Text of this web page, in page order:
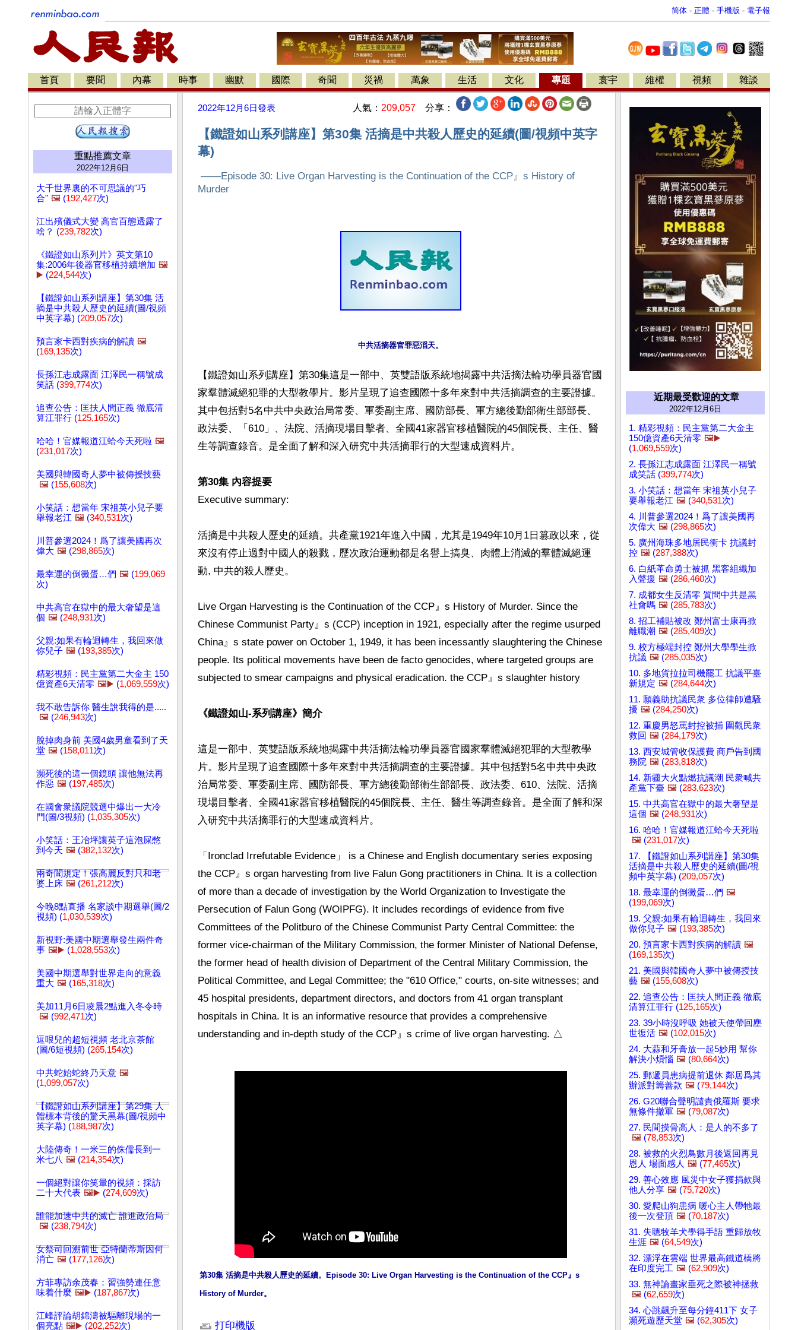
简体 - 正體 - 手機版 - 電子報
首頁 要聞 內幕 時事 幽默 國際 奇聞 災禍 萬象 生活 文化 專題 寰宇 維權 視頻 雜談
重點推薦文章
2022年12月6日
大千世界裏的不可思議的"巧
合" 🖼️ (192,427次)
江出殯儀式大變 高官百態透露了
啥？ (239,782次)
《鐵證如山系列片》英文第10
集:2006年後器官移植持續增加 🖼️
▶️ (224,544次)
【鐵證如山系列講座】第30集 活
摘是中共殺人歷史的延續(圖/視頻
中英字幕) (209,057次)
預言家卡西對疾病的解讀 🖼️
(169,135次)
長孫江志成露面 江澤民一稱號成
笑話 (399,774次)
追查公告：匡扶人間正義 徹底清
算江罪行 (125,165次)
哈哈！官媒報道江蛤今天死啦 🖼️
(231,017次)
美國與韓國奇人夢中被傳授技藝
🖼️ (155,608次)
小笑話：想當年 宋祖英小兒子要
舉報老江 🖼️ (340,531次)
川普參選2024！爲了讓美國再次
偉大 🖼️ (298,865次)
最幸運的倒黴蛋…們 🖼️ (199,069
次)
中共高官在獄中的最大奢望是這
個 🖼️ (248,931次)
父親:如果有輪迴轉生，我回來做
你兒子 🖼️ (193,385次)
精彩視頻：民主黨第二大金主 150
億資產6天清零 🖼️▶️ (1,069,559次)
我不敢告訴你 醫生說我得的是.....
🖼️ (246,943次)
脫掉肉身前 美國4歲男童看到了天
堂 🖼️ (158,011次)
瀕死後的這一個鏡頭 讓他無法再
作惡 🖼️ (197,485次)
在國會衆議院競選中爆出一大冷
門(圖/3視頻) (1,035,305次)
小笑話：王冶坪讓英子這泡屎憋
到今天 🖼️ (382,132次)
兩奇聞規定！張高麗反對只和老
婆上床 🖼️ (261,212次)
今晚8點直播 名家談中期選舉(圖/2
視頻) (1,030,539次)
新視野:美國中期選舉發生兩件奇
事 🖼️▶️ (1,028,553次)
美國中期選舉對世界走向的意義
重大 🖼️ (165,318次)
美加11月6日凌晨2點進入冬令時
🖼️ (992,471次)
逗哏兒的超短視頻 老北京茶館
(圖/6短視頻) (265,154次)
中共蛇始蛇終乃天意 🖼️
(1,099,057次)
【鐵證如山系列講座】第29集 人
體標本背後的驚天黑幕(圖/視頻中
英字幕) (188,987次)
大陸傳奇！一米三的侏儒長到一
米七八 🖼️ (214,354次)
一個絕對讓你笑暈的視頻：採訪
二十大代表 🖼️▶️ (274,609次)
誰能加速中共的滅亡 誰進政治局
🖼️ (238,794次)
女祭司回溯前世 亞特蘭蒂斯因何
消亡 🖼️ (177,126次)
方菲專訪余茂春：習強勢連任意
味着什麼 🖼️▶️ (187,867次)
江峰評論胡錦濤被驅離現場的一
個亮點 🖼️▶️ (202,252次)
2022年12月6日發表 人氣： 209,057 分享：
【鐵證如山系列講座】第30集 活摘是中共殺人歷史的延續(圖/視頻中英字
幕)
——Episode 30: Live Organ Harvesting is the Continuation of the CCP』s History of
Murder
中共活摘器官罪惡滔天。
【鐵證如山系列講座】第30集這是一部中、英雙語版系統地揭露中共活摘法輪功學員器官國
家羣體滅絕犯罪的大型教學片。影片呈現了追查國際十多年來對中共活摘調查的主要證據。
其中包括對5名中共中央政治局常委、軍委副主席、國防部長、軍方總後勤部衛生部部長、
政法委、「610」、法院、活摘現場目擊者、全國41家器官移植醫院的45個院長、主任、醫
生等調查錄音。是全面了解和深入研究中共活摘罪行的大型速成資料片。
第30集 內容提要
Executive summary:
活摘是中共殺人歷史的延續。共產黨1921年進入中國，尤其是1949年10月1日篡政以來，從
來沒有停止過對中國人的殺戮，歷次政治運動都是名譽上搞臭、肉體上消滅的羣體滅絕運
動, 中共的殺人歷史。
Live Organ Harvesting is the Continuation of the CCP』s History of Murder. Since the
Chinese Communist Party』s (CCP) inception in 1921, especially after the regime usurped
China』s state power on October 1, 1949, it has been incessantly slaughtering the Chinese
people. Its political movements have been de facto genocides, where targeted groups are
subjected to smear campaigns and physical eradication. the CCP』s slaughter history
《鐵證如山-系列講座》簡介
這是一部中、英雙語版系統地揭露中共活摘法輪功學員器官國家羣體滅絕犯罪的大型教學
片。影片呈現了追查國際十多年來對中共活摘調查的主要證據。其中包括對5名中共中央政
治局常委、軍委副主席、國防部長、軍方總後勤部衛生部部長、政法委、610、法院、活摘
現場目擊者、全國41家器官移植醫院的45個院長、主任、醫生等調查錄音。是全面了解和深
入研究中共活摘罪行的大型速成資料片。
「Ironclad Irrefutable Evidence」 is a Chinese and English documentary series exposing
the CCP』s organ harvesting from live Falun Gong practitioners in China. It is a collection
of more than a decade of investigation by the World Organization to Investigate the
Persecution of Falun Gong (WOIPFG). It includes recordings of evidence from five
Committees of the Politburo of the Chinese Communist Party Central Committee: the
former vice-chairman of the Military Commission, the former Minister of National Defense,
the former head of health division of Department of the Central Military Commission, the
Political Committee, and Legal Committee; the "610 Office," courts, on-site witnesses; and
45 hospital presidents, department directors, and doctors from 41 organ transplant
hospitals in China. It is an informative resource that provides a comprehensive
第30集 活摘是中共殺人歷史的延續。Episode 30: Live Organ Harvesting is the Continuation of the CCP』s
History of Murder。
打印機版
近期最受歡迎的文章
2022年12月6日
1. 精彩視頻：民主黨第二大金主
150億資產6天清零 🖼️▶️
(1,069,559次)
2. 長孫江志成露面 江澤民一稱號
成笑話 (399,774次)
3. 小笑話：想當年 宋祖英小兒子
要舉報老江 🖼️ (340,531次)
4. 川普參選2024！爲了讓美國再
次偉大 🖼️ (298,865次)
5. 廣州海珠多地居民衝卡 抗議封
控 🖼️ (287,388次)
6. 白紙革命勇士被抓 黑客組織加
入聲援 🖼️ (286,460次)
7. 成都女生反清零 質問中共是黑
社會嗎 🖼️ (285,783次)
8. 招工補貼被改 鄭州富士康再掀
離職潮 🖼️ (285,409次)
9. 校方極端封控 鄭州大學學生掀
抗議 🖼️ (285,035次)
10. 多地貨拉拉司機罷工 抗議平臺
新規定 🖼️ (284,644次)
11. 願義助抗議民衆 多位律師遭騷
擾 🖼️ (284,250次)
12. 重慶男怒罵封控被捕 圍觀民衆
救回 🖼️ (284,179次)
13. 西安城管收保護費 商戶告到國
務院 🖼️ (283,818次)
14. 新疆大火點燃抗議潮 民衆喊共
產黨下臺 🖼️ (283,623次)
15. 中共高官在獄中的最大奢望是
這個 🖼️ (248,931次)
16. 哈哈！官媒報道江蛤今天死啦
🖼️ (231,017次)
17. 【鐵證如山系列講座】第30集
活摘是中共殺人歷史的延續(圖/視
頻中英字幕) (209,057次)
18. 最幸運的倒黴蛋…們 🖼️
(199,069次)
19. 父親:如果有輪迴轉生，我回來
做你兒子 🖼️ (193,385次)
20. 預言家卡西對疾病的解讀 🖼️
(169,135次)
21. 美國與韓國奇人夢中被傳授技
藝 🖼️ (155,608次)
22. 追查公告：匡扶人間正義 徹底
清算江罪行 (125,165次)
23. 39小時沒呼吸 她被天使帶回塵
世復活 🖼️ (102,015次)
24. 大蒜和牙膏放一起5妙用 幫你
解決小煩惱 🖼️ (80,664次)
25. 郵遞員患病提前退休 鄰居爲其
辦派對籌善款 🖼️ (79,144次)
26. G20聯合聲明譴責俄羅斯 要求
無條件撤軍 🖼️ (79,087次)
27. 民間摸骨高人：是人的不多了
🖼️ (78,853次)
28. 被救的火烈鳥數月後返回再見
恩人 場面感人 🖼️ (77,465次)
29. 善心效應 風災中女子獲捐款與
他人分享 🖼️ (75,720次)
30. 愛爬山狗患病 暖心主人帶牠最
後一次登頂 🖼️ (70,187次)
31. 失聰牧羊犬學得手語 重歸放牧
生涯 🖼️ (64,549次)
32. 漂浮在雲端 世界最高鐵道橋將
在印度完工 🖼️ (62,909次)
33. 無神論畫家垂死之際被神拯救
🖼️ (62,659次)
34. 心跳飆升至每分鐘411下 女子
瀕死遊歷天堂 🖼️ (62,305次)